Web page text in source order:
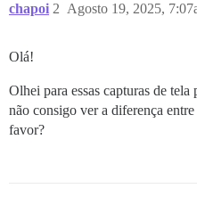
chapoi Agosto 19, 2025,
2
Olá!
Olhei para essas capturas de
não consigo ver a diferença
favor?